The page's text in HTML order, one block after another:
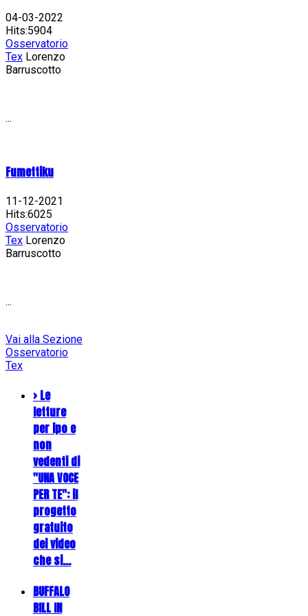
04-03-2022
Hits:5904
Osservatorio
Tex Lorenzo
Barruscotto
...
Fumettiku
11-12-2021
Hits:6025
Osservatorio
Tex Lorenzo
Barruscotto
...
Vai alla Sezione
Osservatorio
Tex
> Le
letture
per ipo e
non
vedenti di
"UNA VOCE
PER TE": il
progetto
gratuito
dei video
che si…
BUFFALO
BILL IN